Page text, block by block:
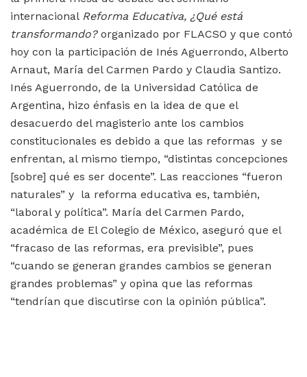
internacional Reforma Educativa, ¿Qué está
transformando? organizado por FLACSO y que contó
hoy con la participación de Inés Aguerrondo, Alberto
Arnaut, María del Carmen Pardo y Claudia Santizo.
Inés Aguerrondo, de la Universidad Católica de
Argentina, hizo énfasis en la idea de que el
desacuerdo del magisterio ante los cambios
constitucionales es debido a que las reformas y se
enfrentan, al mismo tiempo, “distintas concepciones
[sobre] qué es ser docente”. Las reacciones “fueron
naturales” y la reforma educativa es, también,
“laboral y política”. María del Carmen Pardo,
académica de El Colegio de México, aseguró que el
“fracaso de las reformas, era previsible”, pues
“cuando se generan grandes cambios se generan
grandes problemas” y opina que las reformas
“tendrían que discutirse con la opinión pública”.